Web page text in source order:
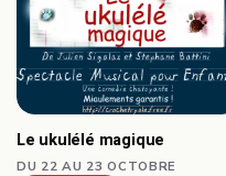
Le ukulélé magique
DU 22 AU 23 OCTOBRE